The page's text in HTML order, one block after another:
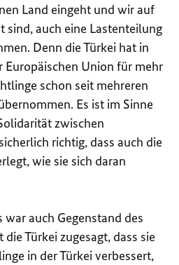
Land eingeht und wir auf
sind, auch eine Lastenteilung
Denn die Türkei hat in
Union für mehr
schon seit mehreren
Es ist im Sinne
zwischen
richtig, dass auch die
wie sie sich daran
auch Gegenstand des
Türkei zugesagt, dass sie
in der Türkei verbessert,